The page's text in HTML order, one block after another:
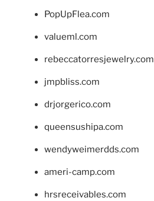
PopUpFlea.com
valueml.com
rebeccatorresjewelry.com
jmpbliss.com
drjorgerico.com
queensushipa.com
wendyweimerdds.com
ameri-camp.com
hrsreceivables.com